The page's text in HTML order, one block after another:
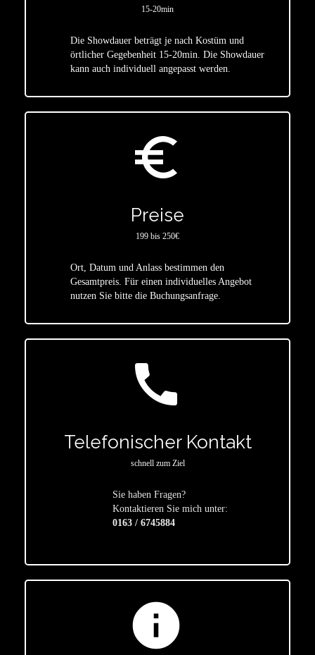
15-20min
Die Showdauer beträgt je nach Kostüm und
örtlicher Gegebenheit 15-20min. Die Showdauer
kann auch individuell angepasst werden.
euro_symbol
Preise
199 bis 250€
Ort, Datum und Anlass bestimmen den
Gesamtpreis. Für einen individuelles Angebot
nutzen Sie bitte die Buchungsanfrage.
call
Telefonischer Kontakt
schnell zum Ziel
Sie haben Fragen?
Kontaktieren Sie mich unter:
0163 / 6745884
info